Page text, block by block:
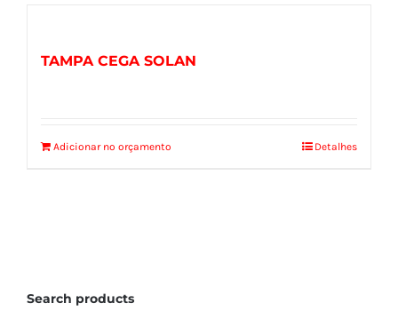
TAMPA CEGA SOLAN
Adicionar no orçamento Detalhes
Search products